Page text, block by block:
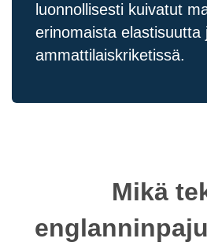
luonnollisesti kuivatut
erinomaista elastisuutta
ammattilaiskriketissä.
Mikä